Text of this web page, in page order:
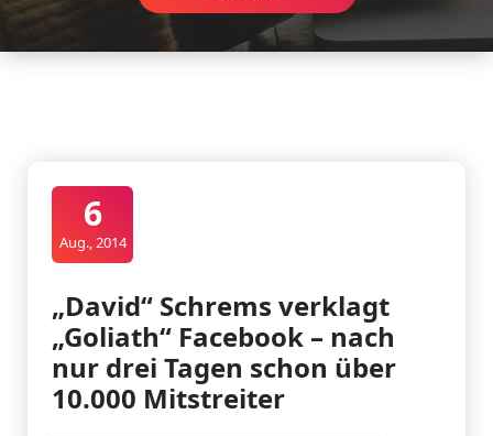
6
Aug., 2014
„David“ Schrems verklagt
„Goliath“ Facebook – nach
nur drei Tagen schon über
10.000 Mitstreiter